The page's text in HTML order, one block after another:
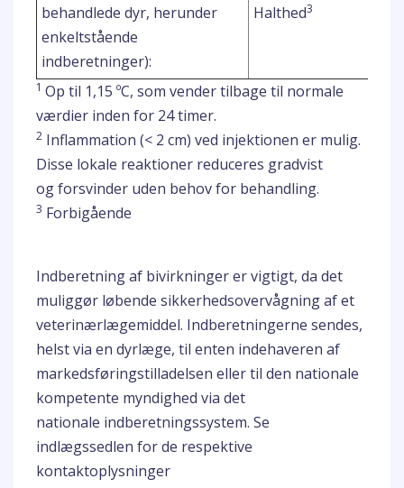
behandlede dyr, herunder
enkeltstående
indberetninger):
Halthed3
1 Op til 1,15 ºC, som vender tilbage til normale
værdier inden for 24 timer.
2 Inflammation (< 2 cm) ved injektionen er mulig.
Disse lokale reaktioner reduceres gradvist
og forsvinder uden behov for behandling.
3 Forbigående
Indberetning af bivirkninger er vigtigt, da det
muliggør løbende sikkerhedsovervågning af et
veterinærlægemiddel. Indberetningerne sendes,
helst via en dyrlæge, til enten indehaveren af
markedsføringstilladelsen eller til den nationale
kompetente myndighed via det
nationale indberetningssystem. Se
indlægssedlen for de respektive
kontaktoplysninger